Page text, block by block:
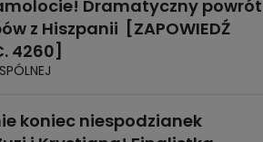
Dramatyczny powrót
z Hiszpanii [ZAPOWIEDŹ
4260]
koniec niespodzianek